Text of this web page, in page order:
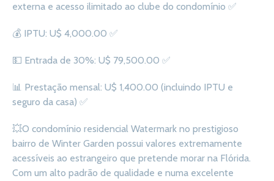
externa e acesso ilimitado ao clube do condomínio ✅
💰 IPTU: U$ 4,000.00 ✅
💵 Entrada de 30%: U$ 79,500.00 ✅
📊 Prestação mensal: U$ 1,400.00 (incluindo IPTU e
seguro da casa) ✅
💥O condomínio residencial Watermark no prestigioso
bairro de Winter Garden possui valores extremamente
acessíveis ao estrangeiro que pretende morar na Flórida.
Com um alto padrão de qualidade e numa excelente